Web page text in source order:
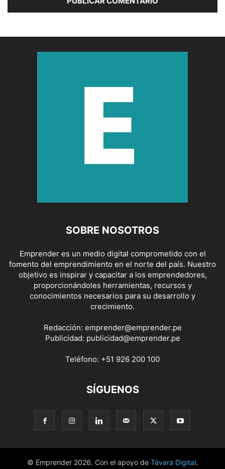
SOBRE NOSOTROS
Emprender es un medio digital comprometido con el
fomento del emprendimiento en el norte del país. Nuestro
objetivo es inspirar y capacitar a los emprendedores,
proporcionándoles herramientas, recursos y
conocimientos necesarios para su desarrollo y
crecimiento.
Redacción: emprender@emprender.pe
Publicidad: publicidad@emprender.pe
Teléfono: +51 926 200 100
SÍGUENOS
© Emprender 2026. Con el apoyo de Távara Digital.